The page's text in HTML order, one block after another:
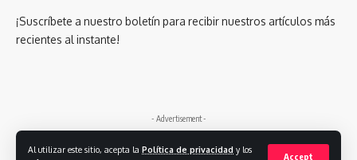
Al utilizar este sitio, acepta la Política de privacidad y los
Accept
¡Suscríbete a nuestro boletín para recibir nuestros artículos más
recientes al instante!
- Advertisement -